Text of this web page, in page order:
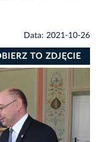
Data: 2021-10-26
TO ZDJĘCIE